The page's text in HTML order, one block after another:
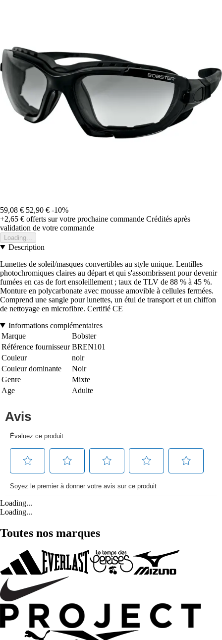
59,08 € 52,90 € -10%
+2,65 € offerts sur votre prochaine commande Crédités après
validation de votre commande
Loading...
Description
Lunettes de soleil/masques convertibles au style unique. Lentilles
photochromiques claires au départ et qui s'assombrissent pour devenir
fumées en cas de fort ensoleillement ; taux de TLV de 88 % à 45 %.
Monture en polycarbonate avec mousse amovible à cellules fermées.
Comprend une sangle pour lunettes, un étui de transport et un chiffon
de nettoyage en microfibre. Certifié CE
Informations complémentaires
Marque
Bobster
Référence fournisseur BREN101
Couleur
noir
Couleur dominante
Noir
Genre
Mixte
Age
Adulte
Loading...
Loading...
Toutes nos marques